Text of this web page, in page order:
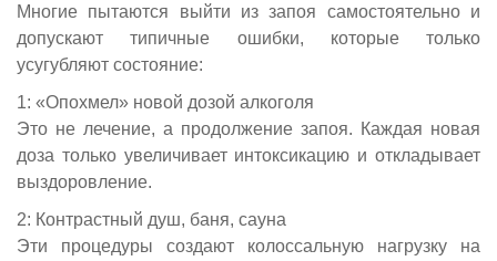
Многие пытаются выйти из запоя самостоятельно и
допускают типичные ошибки, которые только
усугубляют состояние:
1: «Опохмел» новой дозой алкоголя
Это не лечение, а продолжение запоя. Каждая новая
доза только увеличивает интоксикацию и откладывает
выздоровление.
2: Контрастный душ, баня, сауна
Эти процедуры создают колоссальную нагрузку на